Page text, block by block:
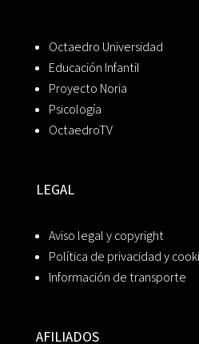
Octaedro Universidad
Educación Infantil
Proyecto Noria
Psicología
OctaedroTV
LEGAL
Aviso legal y copyright
Política de privacidad y
Información de transporte
AFILIADOS